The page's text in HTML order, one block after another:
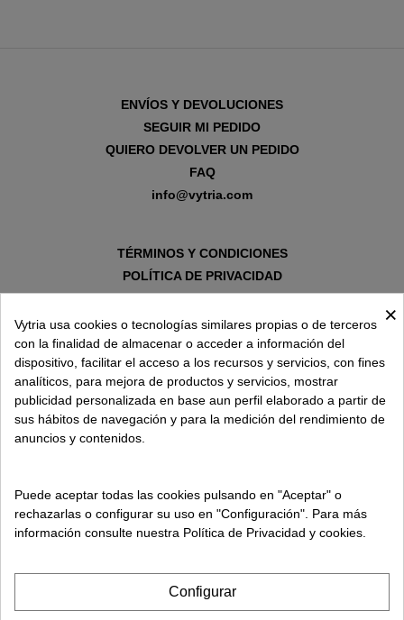
ENVÍOS Y DEVOLUCIONES
SEGUIR MI PEDIDO
QUIERO DEVOLVER UN PEDIDO
FAQ
info@vytria.com
TÉRMINOS Y CONDICIONES
POLÍTICA DE PRIVACIDAD
AVISO LEGAL
POLÍTICA DE COOKIES
SOBRE VYTRIA
×
Vytria usa cookies o tecnologías similares propias o de terceros
con la finalidad de almacenar o acceder a información del
dispositivo, facilitar el acceso a los recursos y servicios, con fines
analíticos, para mejora de productos y servicios, mostrar
publicidad personalizada en base aun perfil elaborado a partir de
sus hábitos de navegación y para la medición del rendimiento de
anuncios y contenidos.
Puede aceptar todas las cookies pulsando en "Aceptar" o
rechazarlas o configurar su uso en "Configuración". Para más
información consulte nuestra Política de Privacidad y cookies.
Configurar